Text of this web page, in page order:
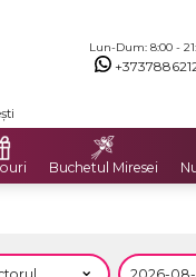
Lun-Dum: 8:00 -
Buchetul Miresei